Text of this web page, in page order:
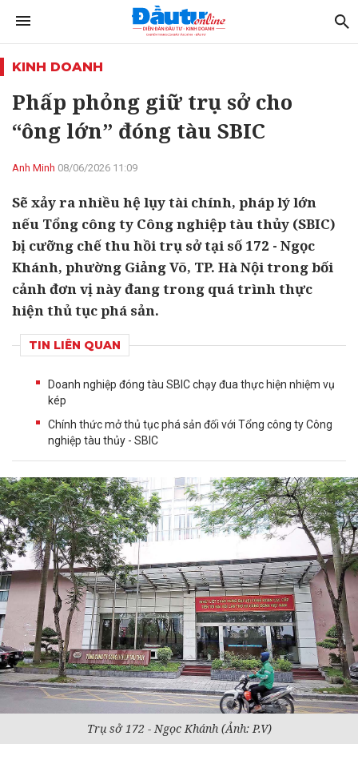
KINH DOANH
Phấp phỏng giữ trụ sở cho
“ông lớn” đóng tàu SBIC
Anh Minh 08/06/2026 11:09
Sẽ xảy ra nhiều hệ lụy tài chính, pháp lý lớn
nếu Tổng công ty Công nghiệp tàu thủy (SBIC)
bị cưỡng chế thu hồi trụ sở tại số 172 - Ngọc
Khánh, phường Giảng Võ, TP. Hà Nội trong bối
cảnh đơn vị này đang trong quá trình thực
hiện thủ tục phá sản.
TIN LIÊN QUAN
Doanh nghiệp đóng tàu SBIC chạy đua thực hiện nhiệm vụ
kép
Chính thức mở thủ tục phá sản đối với Tổng công ty Công
nghiệp tàu thủy - SBIC
Trụ sở 172 - Ngọc Khánh (Ảnh: P.V)